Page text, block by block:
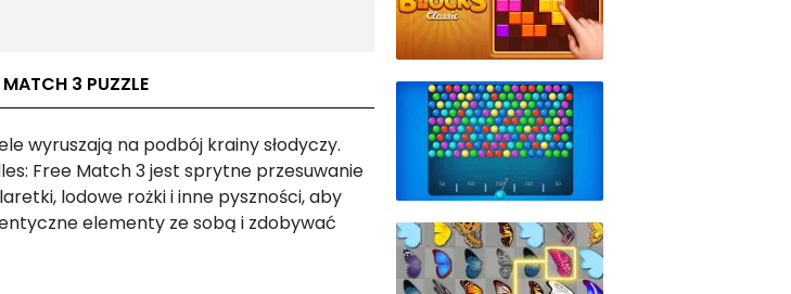
MATCH 3 PUZZLE
wyruszają na podbój krainy słodyczy.
Free Match 3 jest sprytne przesuwanie
lodowe rożki i inne pyszności, aby
elementy ze sobą i zdobywać